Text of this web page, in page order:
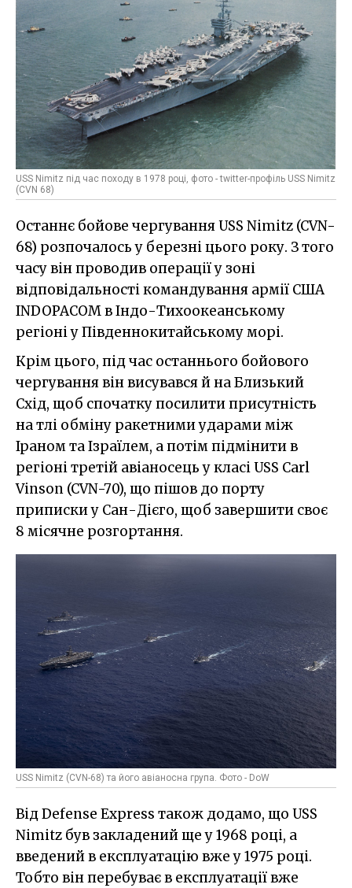
USS Nimitz під час походу в 1978 році, фото - twitter-профіль USS Nimitz
(CVN 68)
Останнє бойове чергування USS Nimitz (CVN-
68) розпочалось у березні цього року. З того
часу він проводив операції у зоні
відповідальності командування армії США
INDOPACOM в Індо-Тихоокеанському
регіоні у Південнокитайському морі.
Крім цього, під час останнього бойового
чергування він висувався й на Близький
Схід, щоб спочатку посилити присутність
на тлі обміну ракетними ударами між
Іраном та Ізраїлем, а потім підмінити в
регіоні третій авіаносець у класі USS Carl
Vinson (CVN-70), що пішов до порту
приписки у Сан-Дієго, щоб завершити своє
8 місячне розгортання.
USS Nimitz (CVN-68) та його авіаносна група. Фото - DoW
Від Defense Express також додамо, що USS
Nimitz був закладений ще у 1968 році, а
введений в експлуатацію вже у 1975 році.
Тобто він перебуває в експлуатації вже